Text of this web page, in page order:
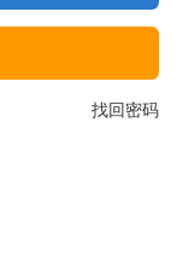
找回密码